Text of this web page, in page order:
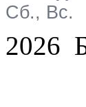
Сб., Вс.
2026